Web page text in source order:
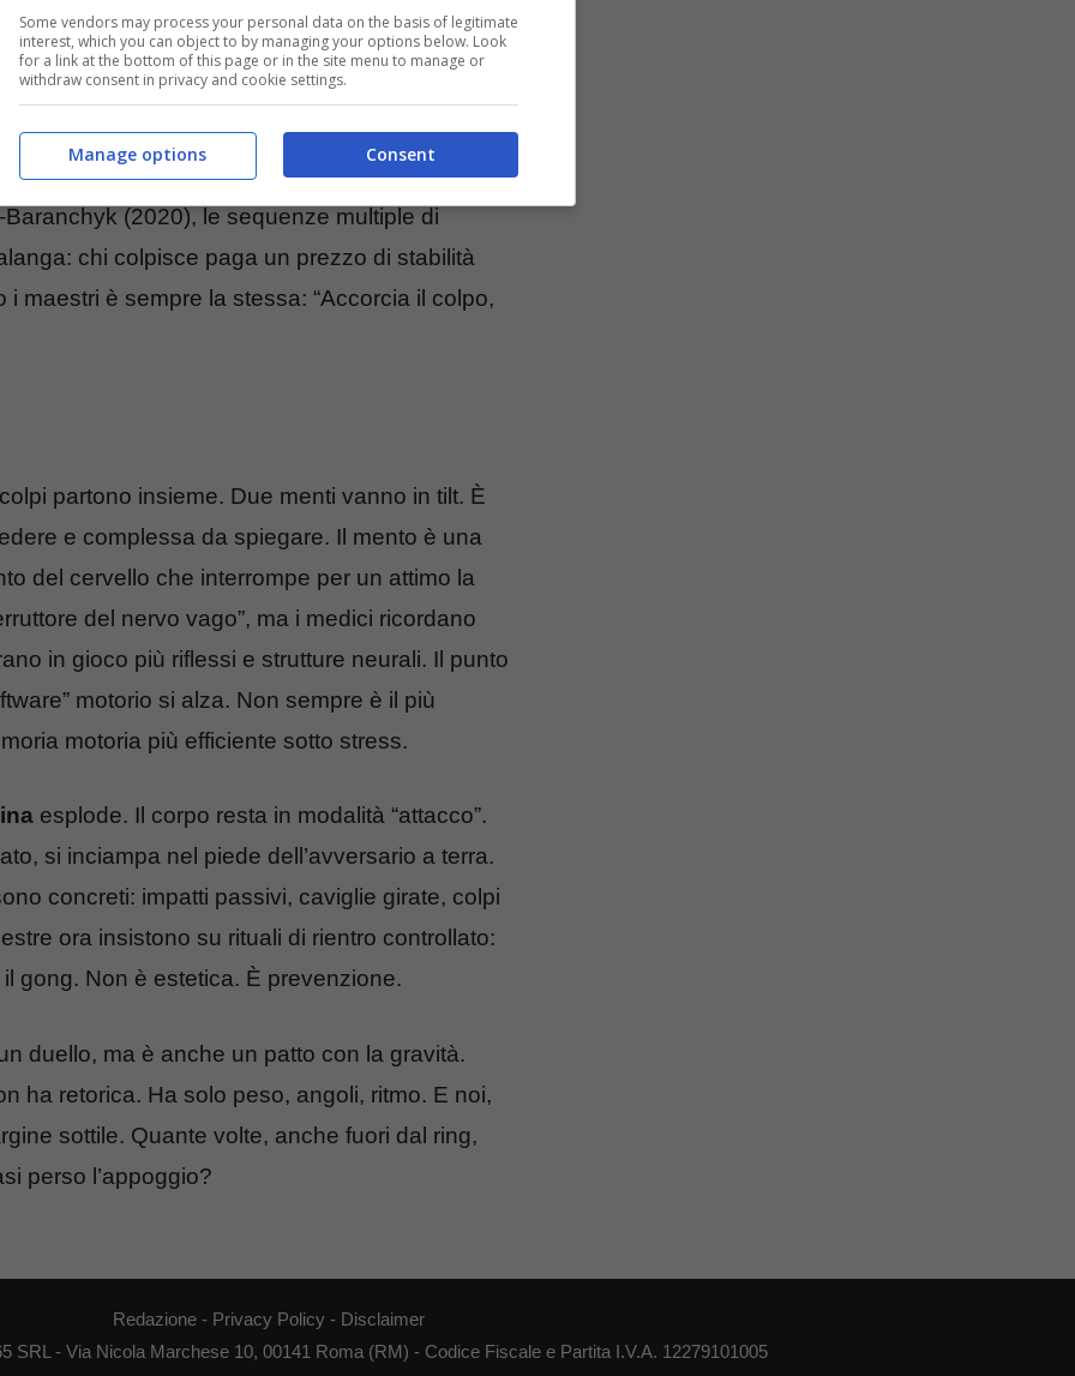
lasciato dall’altro. Il risultato può sembrare
sulle corde, a volte si autocentra con
goffaggine. È meccanica pura.
la luce a uno, mentre l’altro finisce seduto,
(2020), le sequenze multiple di
chi colpisce paga un prezzo di stabilità
maestri è sempre la stessa: “Accorcia il colpo,
partono insieme. Due menti vanno in tilt. È
e complessa da spiegare. Il mento è una
del cervello che interrompe per un attimo la
del nervo vago”, ma i medici ricordano
in gioco più riflessi e strutture neurali. Il punto
motorio si alza. Non sempre è il più
motoria più efficiente sotto stress.
esplode. Il corpo resta in modalità “attacco”.
si inciampa nel piede dell’avversario a terra.
concreti: impatti passivi, caviglie girate, colpi
ora insistono su rituali di rientro controllato:
gong. Non è estetica. È prevenzione.
duello, ma è anche un patto con la gravità.
ha retorica. Ha solo peso, angoli, ritmo. E noi,
sottile. Quante volte, anche fuori dal ring,
perso l’appoggio?
Redazione - Privacy Policy - Disclaimer
SRL - Via Nicola Marchese 10, 00141 Roma (RM) - Codice Fiscale e Partita I.V.A. 12279101005
Some vendors may process your personal data on the basis of legitimate
interest, which you can object to by managing your options below. Look
for a link at the bottom of this page or in the site menu to manage or
withdraw consent in privacy and cookie settings.
Consent
Manage options